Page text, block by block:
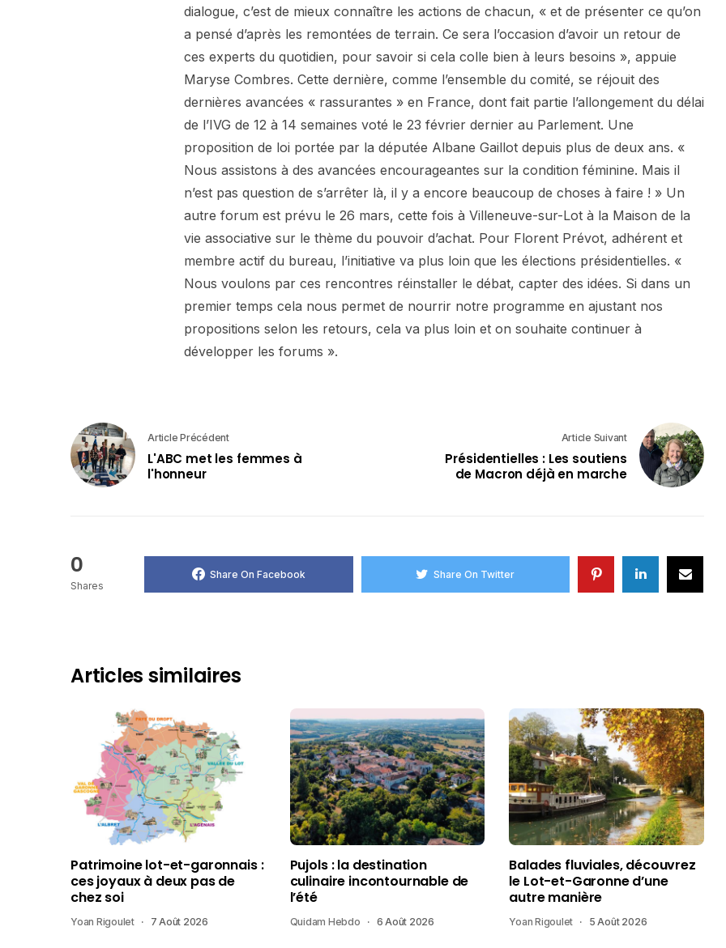
dialogue, c’est de mieux connaître les actions de chacun, « et de présenter ce qu’on
a pensé d’après les remontées de terrain. Ce sera l’occasion d’avoir un retour de
ces experts du quotidien, pour savoir si cela colle bien à leurs besoins », appuie
Maryse Combres. Cette dernière, comme l’ensemble du comité, se réjouit des
dernières avancées « rassurantes » en France, dont fait partie l’allongement du délai
de l’IVG de 12 à 14 semaines voté le 23 février dernier au Parlement. Une
proposition de loi portée par la députée Albane Gaillot depuis plus de deux ans. «
Nous assistons à des avancées encourageantes sur la condition féminine. Mais il
n’est pas question de s’arrêter là, il y a encore beaucoup de choses à faire ! » Un
autre forum est prévu le 26 mars, cette fois à Villeneuve-sur-Lot à la Maison de la
vie associative sur le thème du pouvoir d’achat. Pour Florent Prévot, adhérent et
membre actif du bureau, l’initiative va plus loin que les élections présidentielles. «
Nous voulons par ces rencontres réinstaller le débat, capter des idées. Si dans un
premier temps cela nous permet de nourrir notre programme en ajustant nos
propositions selon les retours, cela va plus loin et on souhaite continuer à
développer les forums ».
Article Précédent
L'ABC met les femmes à
l'honneur
Article Suivant
Présidentielles : Les soutiens
de Macron déjà en marche
0
Shares
Share On Facebook Share On Twitter
Articles similaires
Patrimoine lot-et-garonnais :
ces joyaux à deux pas de
chez soi
Yoan Rigoulet 7 Août 2026
Pujols : la destination
culinaire incontournable de
l’été
Quidam Hebdo 6 Août 2026
Balades fluviales, découvrez
le Lot-et-Garonne d’une
autre manière
Yoan Rigoulet 5 Août 2026